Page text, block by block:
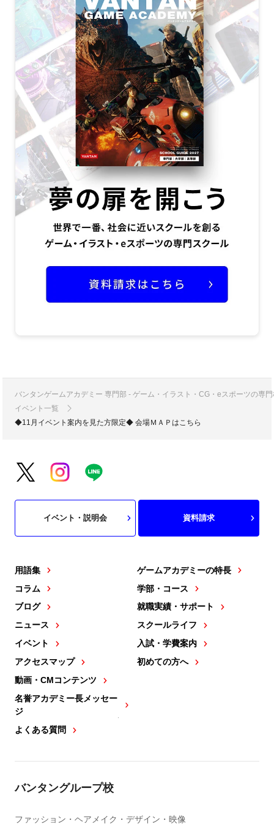
バンタンゲームアカデミー 専門部 - ゲーム・イラスト・CG・eスポーツの専
イベント一覧
◆11月イベント案内を見た方限定◆ 会場ＭＡＰはこちら
用語集
コラム
ブログ
ニュース
イベント
アクセスマップ
動画・CMコンテンツ
名誉アカデミー長メッセー
ジ
よくある質問
ゲームアカデミーの特長
学部・コース
就職実績・サポート
スクールライフ
入試・学費案内
初めての方へ
イベント・説明会 資料請求
バンタングループ校
ファッション・ヘアメイク・デザイン・映像